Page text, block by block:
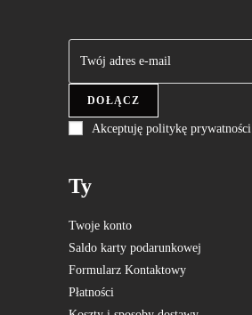
DOŁĄCZ
Akceptuję politykę prywatności
Ty
Twoje konto
Saldo karty podarunkowej
Formularz Kontaktowy
Płatności